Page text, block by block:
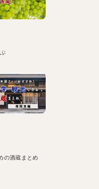
の酒蔵まとめ